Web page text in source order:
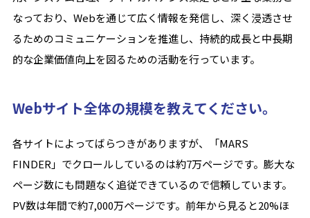
なっており、Webを通じて広く情報を発信し、深く浸透させ
るためのコミュニケーションを推進し、持続的成長と中長期
的な企業価値向上を図るための活動を行っています。
Webサイト全体の規模を教えてください。
各サイトによってばらつきがありますが、「MARS
FINDER」でクロールしているのは約7万ページです。膨大な
ページ数にも問題なく追従できているので信頼しています。
PV数は年間で約7,000万ページです。前年から見ると20%ほ